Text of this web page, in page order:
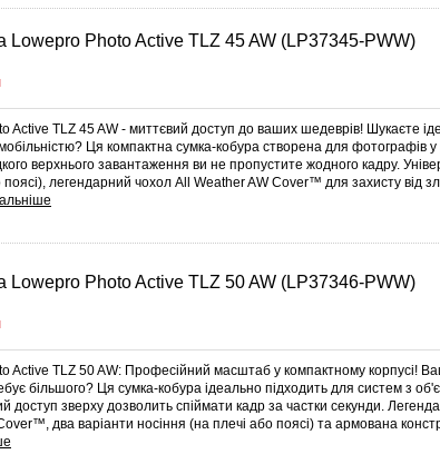
Lowepro Photo Active TLZ 45 AW (LP37345-PWW)
Active TLZ 45 AW - миттєвий доступ до ваших шедеврів! Шукаєте
Ця компактна сумка-кобура створена для фотографів у
верхнього завантаження ви не пропустите жодного кадру.
поясі), легендарний чохол All Weather AW Cover™ для захисту від
Lowepro Photo Active TLZ 50 AW (LP37346-PWW)
Active TLZ 50 AW: Професійний масштаб у компактному корпусі!
більшого? Ця сумка-кобура ідеально підходить для систем з
доступ зверху дозволить спіймати кадр за частки секунди.
два варіанти носіння (на плечі або поясі) та армована